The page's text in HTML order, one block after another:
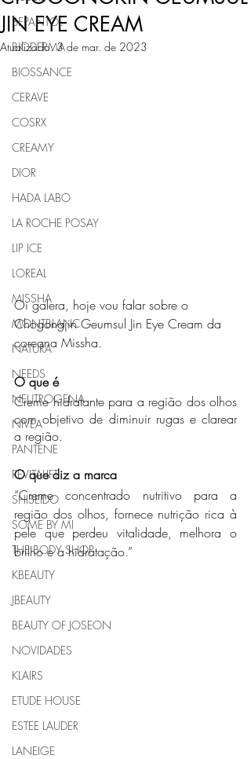
BEPANTOL
BIODERMA
BIOSSANCE
CERAVE
COSRX
CREAMY
DIOR
HADA LABO
LA ROCHE POSAY
LIP ICE
LOREAL
MISSHA
MONTBLANC
NATURA
NEEDS
NEUTROGENA
NIVEA
PANTENE
REVITALIFT
SHISEIDO
SOME BY MI
THE BODY SHOP
KBEAUTY
JBEAUTY
BEAUTY OF JOSEON
NOVIDADES
KLAIRS
ETUDE HOUSE
ESTEE LAUDER
LANEIGE
JIN EYE CREAM
Atualizado:3 de mar. de 2023
Oi galera, hoje vou falar sobre o
Chogongjin Geumsul Jin Eye Cream da
coreana Missha.
O que é
Creme hidratante para a região dos olhos
com objetivo de diminuir rugas e clarear
a região.
O que diz a marca
“Creme concentrado nutritivo para a
região dos olhos, fornece nutrição rica à
pele que perdeu vitalidade, melhora o
brilho e a hidratação.”